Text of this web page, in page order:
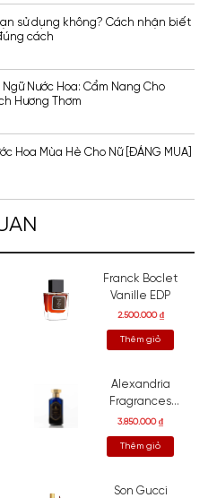
sử dụng không? Cách nhận biết
cách
Nước Hoa: Cẩm Nang Cho
Hương Thơm
Hoa Mùa Hè Cho Nữ [ĐÁNG MUA]
Franck Boclet
Vanille EDP
2.500.000₫
Thêm giỏ
Alexandria
Fragrances
Other 13
3.850.000₫
Thêm giỏ
Son Gucci